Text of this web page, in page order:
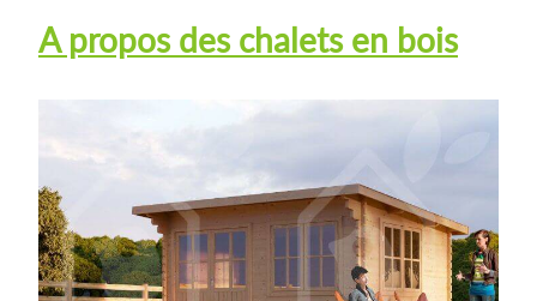
A propos des chalets en bois